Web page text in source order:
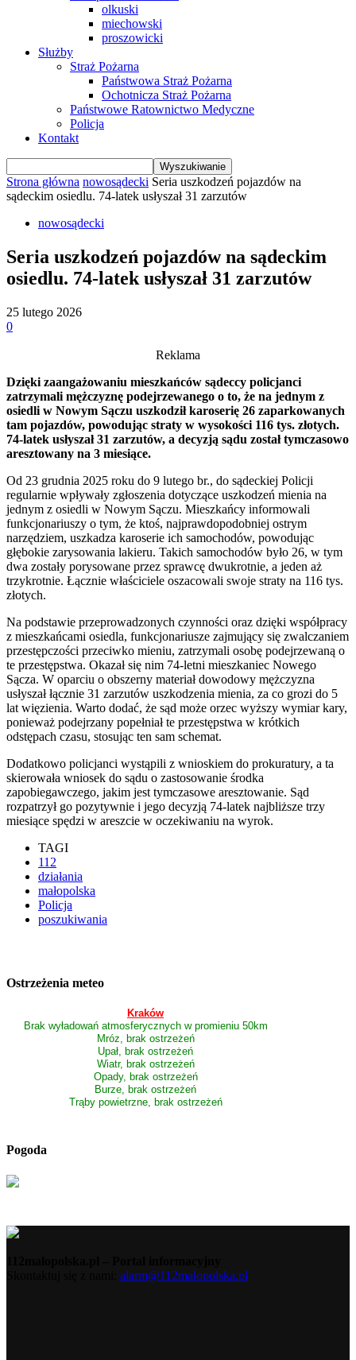
olkuski
miechowski
proszowicki
Służby
Straż Pożarna
Państwowa Straż Pożarna
Ochotnicza Straż Pożarna
Państwowe Ratownictwo Medyczne
Policja
Kontakt
Strona główna nowosądecki Seria uszkodzeń pojazdów na
sądeckim osiedlu. 74-latek usłyszał 31 zarzutów
nowosądecki
Seria uszkodzeń pojazdów na sądeckim
osiedlu. 74-latek usłyszał 31 zarzutów
25 lutego 2026
0
Reklama
Dzięki zaangażowaniu mieszkańców sądeccy policjanci
zatrzymali mężczyznę podejrzewanego o to, że na jednym z
osiedli w Nowym Sączu uszkodził karoserię 26 zaparkowanych
tam pojazdów, powodując straty w wysokości 116 tys. złotych.
74-latek usłyszał 31 zarzutów, a decyzją sądu został tymczasowo
aresztowany na 3 miesiące.
Od 23 grudnia 2025 roku do 9 lutego br., do sądeckiej Policji
regularnie wpływały zgłoszenia dotyczące uszkodzeń mienia na
jednym z osiedli w Nowym Sączu. Mieszkańcy informowali
funkcjonariuszy o tym, że ktoś, najprawdopodobniej ostrym
narzędziem, uszkadza karoserie ich samochodów, powodując
głębokie zarysowania lakieru. Takich samochodów było 26, w tym
dwa zostały porysowane przez sprawcę dwukrotnie, a jeden aż
trzykrotnie. Łącznie właściciele oszacowali swoje straty na 116 tys.
złotych.
Na podstawie przeprowadzonych czynności oraz dzięki współpracy
z mieszkańcami osiedla, funkcjonariusze zajmujący się zwalczaniem
przestępczości przeciwko mieniu, zatrzymali osobę podejrzewaną o
te przestępstwa. Okazał się nim 74-letni mieszkaniec Nowego
Sącza. W oparciu o obszerny materiał dowodowy mężczyzna
usłyszał łącznie 31 zarzutów uszkodzenia mienia, za co grozi do 5
lat więzienia. Warto dodać, że sąd może orzec wyższy wymiar kary,
ponieważ podejrzany popełniał te przestępstwa w krótkich
odstępach czasu, stosując ten sam schemat.
Dodatkowo policjanci wystąpili z wnioskiem do prokuratury, a ta
skierowała wniosek do sądu o zastosowanie środka
zapobiegawczego, jakim jest tymczasowe aresztowanie. Sąd
rozpatrzył go pozytywnie i jego decyzją 74-latek najbliższe trzy
miesiące spędzi w areszcie w oczekiwaniu na wyrok.
TAGI
112
działania
małopolska
Policja
poszukiwania
Ostrzeżenia meteo
Kraków
Brak wyładowań atmosferycznych w promieniu 50km
Mróz, brak ostrzeżeń
Upał, brak ostrzeżeń
Wiatr, brak ostrzeżeń
Opady, brak ostrzeżeń
Burze, brak ostrzeżeń
Trąby powietrzne, brak ostrzeżeń
Pogoda
alarm@112malopolska.pl